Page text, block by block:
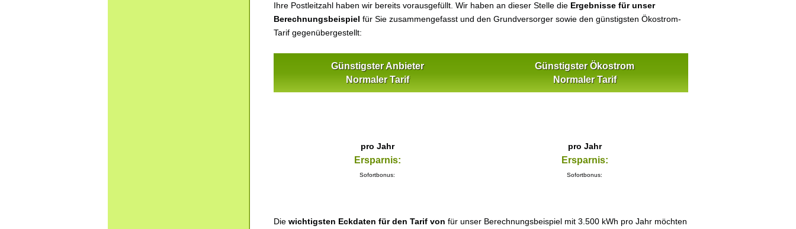
Ihre Postleitzahl haben wir bereits vorausgefüllt. Wir haben an dieser Stelle die Ergebnisse für unser
Berechnungsbeispiel für Sie zusammengefasst und den Grundversorger sowie den günstigsten Ökostrom-
Tarif gegenübergestellt:
Günstigster Anbieter
Normaler Tarif
Günstigster Ökostrom
Normaler Tarif
pro Jahr
Ersparnis:
Sofortbonus:
pro Jahr
Ersparnis:
Sofortbonus:
Die wichtigsten Eckdaten für den Tarif von für unser Berechnungsbeispiel mit 3.500 kWh pro Jahr möchten